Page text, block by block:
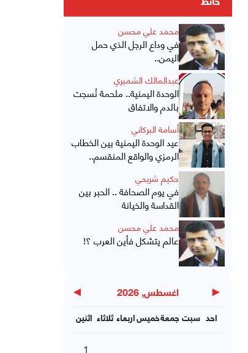
محمد علي محسن
في وداع الرجل الذي حمل
اليمن..
عبدالمالك الشميري
الوحدة اليمنية.. ملحمة نُسجت
بالدم والاتفاق
أسامة البركاني
عيد الوحدة اليمنية بين الخطاب
الرمزي والواقع المنقسم..
حكيم شريحي
في يوم الصحافة .. الحبر بين
القداسة والخيانة
محمد علي محسن
عالم يتشكل فأين العرب ؟!
◀ اغسطس, 2026 ▶
اثنين ثلاثاء اربعاءخميسجمعة سبت احد
1